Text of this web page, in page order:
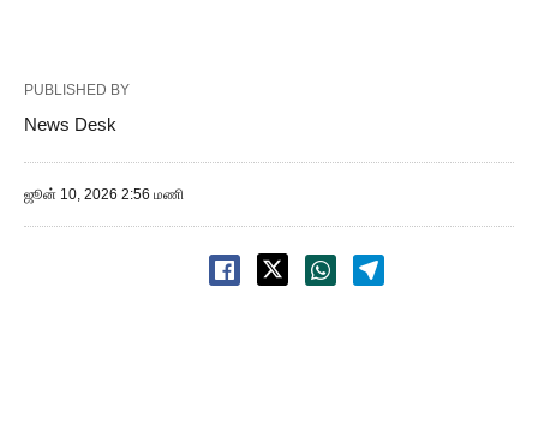
PUBLISHED BY
News Desk
ஜூன் 10, 2026 2:56 மணி